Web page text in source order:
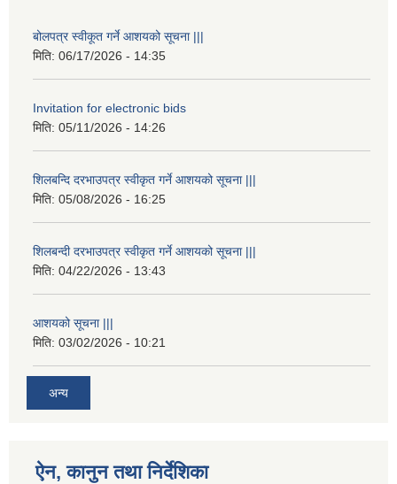
बोलपत्र स्वीकूत गर्ने आशयको सूचना |||
मिति: 06/17/2026 - 14:35
Invitation for electronic bids
मिति: 05/11/2026 - 14:26
शिलबन्दि दरभाउपत्र स्वीकृत गर्ने आशयको सूचना |||
मिति: 05/08/2026 - 16:25
शिलबन्दी दरभाउपत्र स्वीकृत गर्ने आशयको सूचना |||
मिति: 04/22/2026 - 13:43
आशयको सूचना |||
मिति: 03/02/2026 - 10:21
अन्य
ऐन, कानुन तथा निर्देशिका